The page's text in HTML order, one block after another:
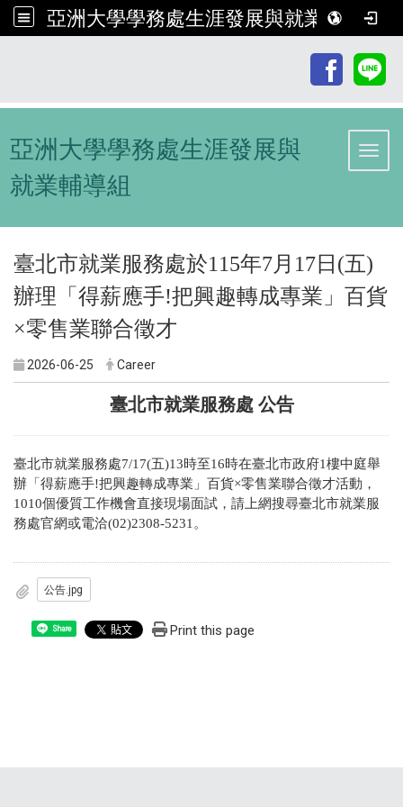
亞洲大學學務處生涯發展與就業輔導組
亞洲大學學務處生涯發展與
就業輔導組
臺北市就業服務處於115年7月17日(五)
辦理「得薪應手!把興趣轉成專業」百貨
×零售業聯合徵才
2026-06-25 Career
臺北市就業服務處 公告
臺北市就業服務處7/17(五)13時至16時在臺北市政府1樓中庭舉
辦「得薪應手!把興趣轉成專業」百貨×零售業聯合徵才活動，
1010個優質工作機會直接現場面試，請上網搜尋臺北市就業服
務處官網或電洽(02)2308-5231。
公告.jpg
Share Print this page